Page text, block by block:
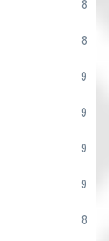
8
8
9
9
9
9
8